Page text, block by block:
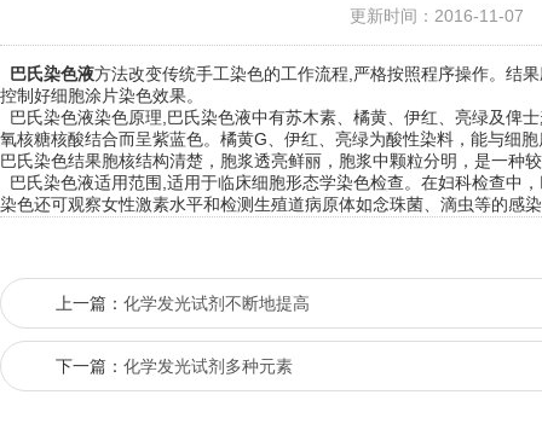
更新时间：2016-11-07
巴氏染色液方法改变传统手工染色的工作流程,严格按照程序操作。结
控制好细胞涂片染色效果。
巴氏染色液染色原理,巴氏染色液中有苏木素、橘黄、伊红、亮绿及俾
氧核糖核酸结合而呈紫蓝色。橘黄G、伊红、亮绿为酸性染料，能与细
巴氏染色结果胞核结构清楚，胞浆透亮鲜丽，胞浆中颗粒分明，是一种
巴氏染色液适用范围,适用于临床细胞形态学染色检查。在妇科检查中
染色还可观察女性激素水平和检测生殖道病原体如念珠菌、滴虫等的感
上一篇： 化学发光试剂不断地提高
下一篇： 化学发光试剂多种元素